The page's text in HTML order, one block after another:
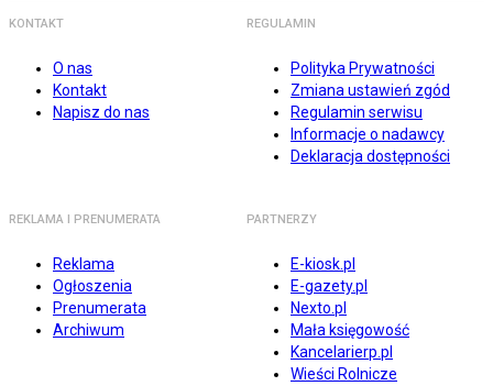
KONTAKT
O nas
Kontakt
Napisz do nas
REGULAMIN
Polityka Prywatności
Zmiana ustawień zgód
Regulamin serwisu
Informacje o nadawcy
Deklaracja dostępności
REKLAMA I PRENUMERATA
Reklama
Ogłoszenia
Prenumerata
Archiwum
PARTNERZY
E-kiosk.pl
E-gazety.pl
Nexto.pl
Mała księgowość
Kancelarierp.pl
Wieści Rolnicze